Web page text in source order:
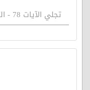
تجلي الآيات 78 - التقوى باب الفرج